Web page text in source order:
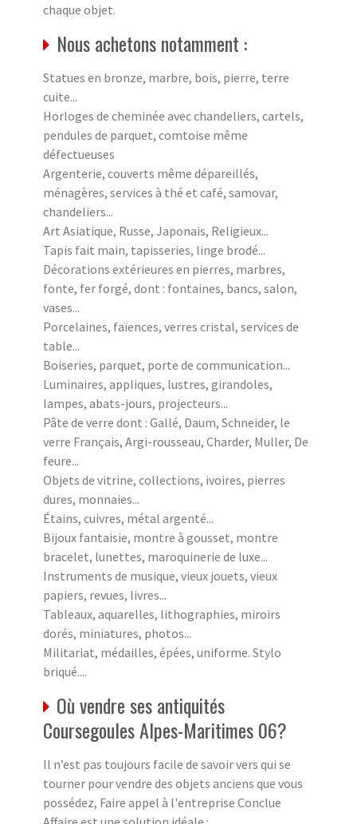
chaque objet.
Nous achetons notamment :
Statues en bronze, marbre, bois, pierre, terre
cuite...
Horloges de cheminée avec chandeliers, cartels,
pendules de parquet, comtoise même
défectueuses
Argenterie, couverts même dépareillés,
ménagères, services à thé et café, samovar,
chandeliers...
Art Asiatique, Russe, Japonais, Religieux...
Tapis fait main, tapisseries, linge brodé...
Décorations extérieures en pierres, marbres,
fonte, fer forgé, dont : fontaines, bancs, salon,
vases...
Porcelaines, faïences, verres cristal, services de
table...
Boiseries, parquet, porte de communication...
Luminaires, appliques, lustres, girandoles,
lampes, abats-jours, projecteurs...
Pâte de verre dont : Gallé, Daum, Schneider, le
verre Français, Argi-rousseau, Charder, Muller, De
feure...
Objets de vitrine, collections, ivoires, pierres
dures, monnaies...
Étains, cuivres, métal argenté...
Bijoux fantaisie, montre à gousset, montre
bracelet, lunettes, maroquinerie de luxe...
Instruments de musique, vieux jouets, vieux
papiers, revues, livres...
Tableaux, aquarelles, lithographies, miroirs
dorés, miniatures, photos...
Militariat, médailles, épées, uniforme. Stylo
briqué....
Où vendre ses antiquités
Coursegoules Alpes-Maritimes 06?
Il n’est pas toujours facile de savoir vers qui se
tourner pour vendre des objets anciens que vous
possédez, Faire appel à l'entreprise Conclue